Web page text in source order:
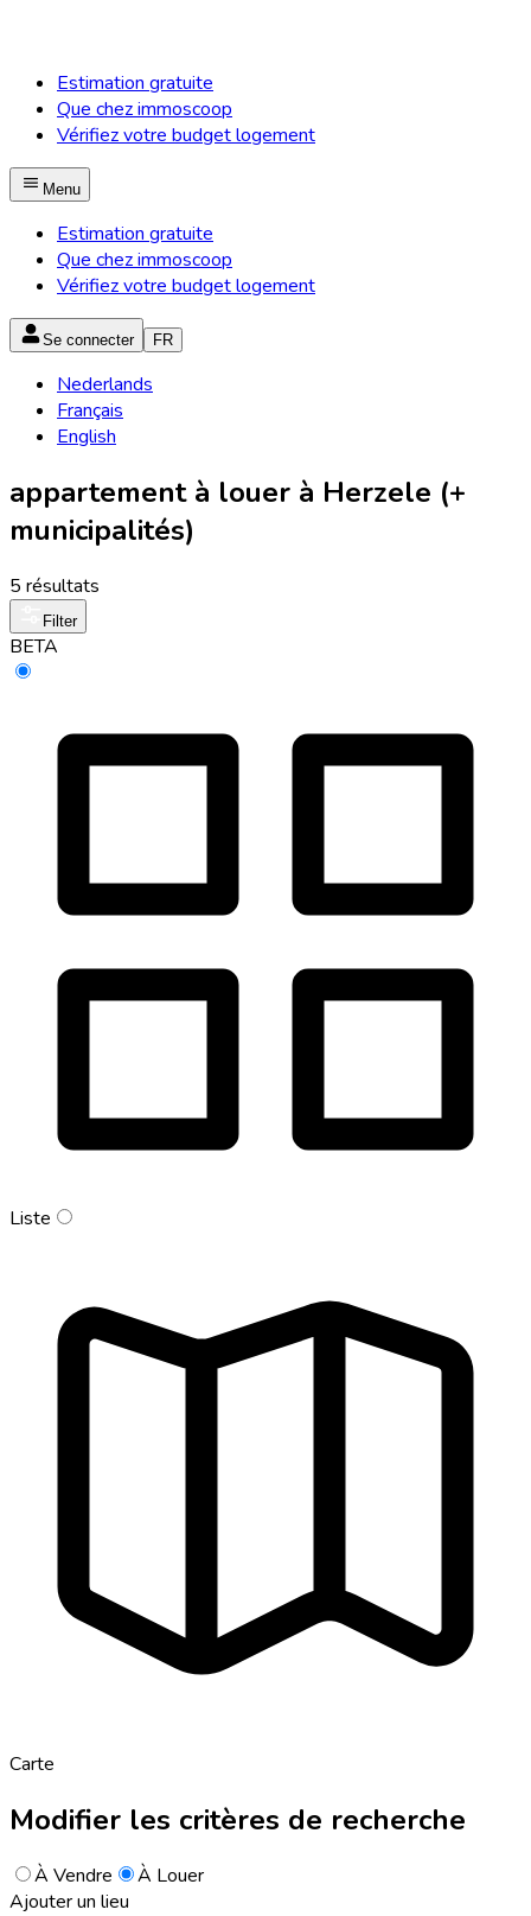
Estimation gratuite
Que chez immoscoop
Vérifiez votre budget logement
Menu
Estimation gratuite
Que chez immoscoop
Vérifiez votre budget logement
Se connecter FR
Nederlands
Français
English
appartement à louer à Herzele (+
municipalités)
5 résultats
Filter
BETA
Liste
Carte
Modifier les critères de recherche
À Vendre
À Louer
Ajouter un lieu